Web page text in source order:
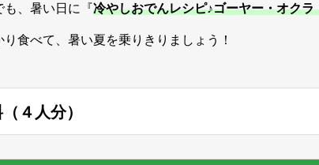
も、暑い日に『冷やしおでんレシピ♪ゴーヤー・オク
り食べて、暑い夏を乗りきりましょう！
４人分）